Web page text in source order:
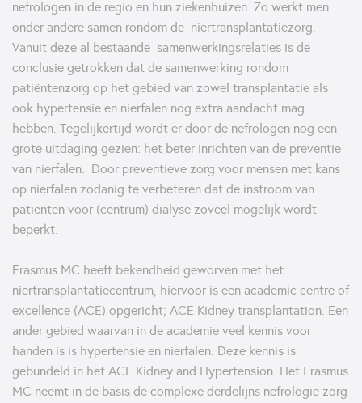
nefrologen in de regio en hun ziekenhuizen. Zo werkt men
onder andere samen rondom de niertransplantatiezorg.
Vanuit deze al bestaande samenwerkingsrelaties is de
conclusie getrokken dat de samenwerking rondom
patiëntenzorg op het gebied van zowel transplantatie als
ook hypertensie en nierfalen nog extra aandacht mag
hebben. Tegelijkertijd wordt er door de nefrologen nog een
grote uitdaging gezien: het beter inrichten van de preventie
van nierfalen. Door preventieve zorg voor mensen met kans
op nierfalen zodanig te verbeteren dat de instroom van
patiënten voor (centrum) dialyse zoveel mogelijk wordt
beperkt.
Erasmus MC heeft bekendheid geworven met het
niertransplantatiecentrum, hiervoor is een academic centre of
excellence (ACE) opgericht; ACE Kidney transplantation. Een
ander gebied waarvan in de academie veel kennis voor
handen is is hypertensie en nierfalen. Deze kennis is
gebundeld in het ACE Kidney and Hypertension. Het Erasmus
MC neemt in de basis de complexe derdelijns nefrologie zorg